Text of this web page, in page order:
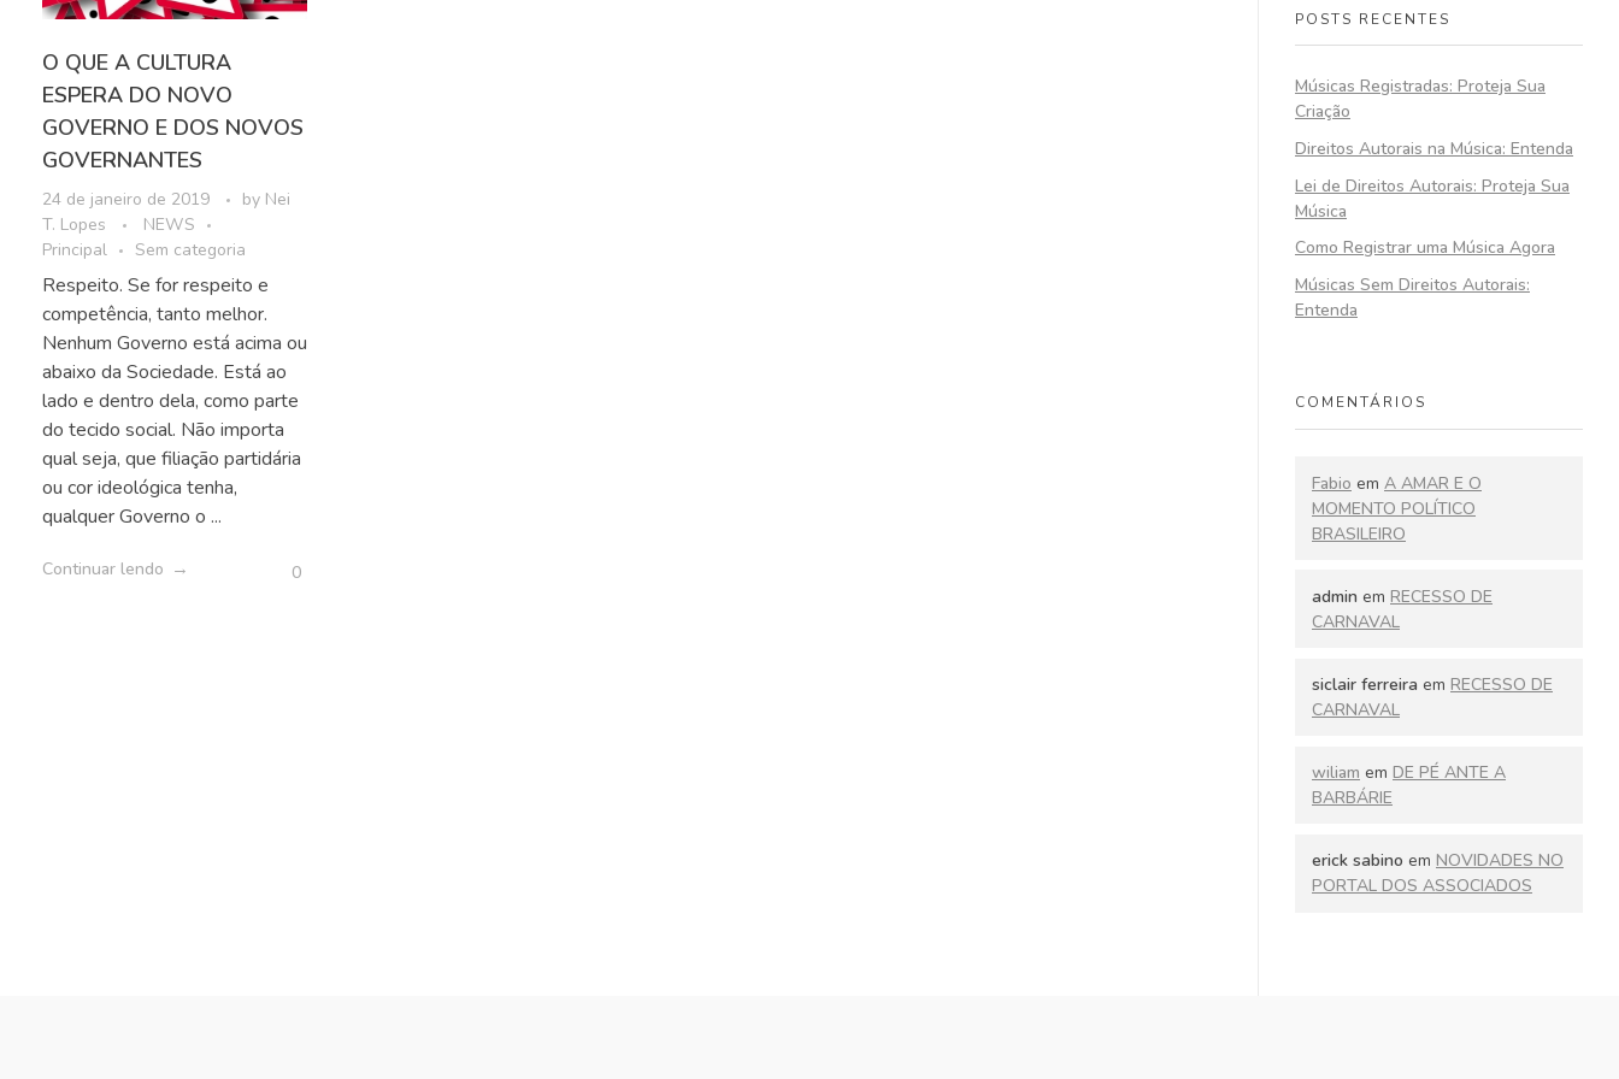
O QUE A CULTURA
ESPERA DO NOVO
GOVERNO E DOS NOVOS
GOVERNANTES
24 de janeiro de 2019 by Nei
T. Lopes
NEWS
Principal
Sem categoria
Respeito. Se for respeito e
competência, tanto melhor.
Nenhum Governo está acima ou
abaixo da Sociedade. Está ao
lado e dentro dela, como parte
do tecido social. Não importa
qual seja, que filiação partidária
ou cor ideológica tenha,
qualquer Governo o ...
Continuar lendo 0
POSTS RECENTES
Músicas Registradas: Proteja Sua
Criação
Direitos Autorais na Música: Entenda
Lei de Direitos Autorais: Proteja Sua
Música
Como Registrar uma Música Agora
Músicas Sem Direitos Autorais:
Entenda
COMENTÁRIOS
Fabio em A AMAR E O
MOMENTO POLÍTICO
BRASILEIRO
admin em RECESSO DE
CARNAVAL
siclair ferreira em RECESSO DE
CARNAVAL
wiliam em DE PÉ ANTE A
BARBÁRIE
erick sabino em NOVIDADES NO
PORTAL DOS ASSOCIADOS